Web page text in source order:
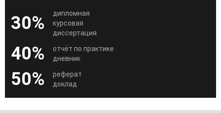
30%
дипломная
курсовая
диссертация
40%
отчёт по практике
дневник
50%
реферат
доклад